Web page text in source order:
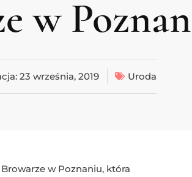
w
23 września, 2019 Uroda
w Poznaniu, która